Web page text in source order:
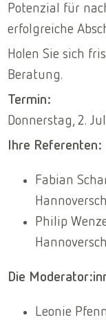
Potenzial für
erfolgreiche
Holen Sie sich
Beratung.
Termin:
Donnerstag, 2.
Ihre Referenten:
Fabian
Philip
Die
Leonie